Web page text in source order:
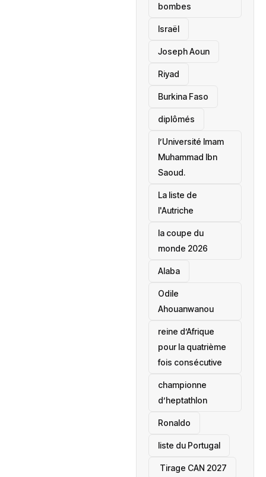
bombes
Israël
Joseph Aoun
Riyad
Burkina Faso
diplômés
l’Université Imam
Muhammad Ibn
Saoud.
‎La liste de
l'Autriche
la coupe du
monde 2026
Alaba
Odile
Ahouanwanou
reine d’Afrique
pour la quatrième
fois consécutive
championne
d’heptathlon
Ronaldo
liste du Portugal
‎ Tirage CAN 2027